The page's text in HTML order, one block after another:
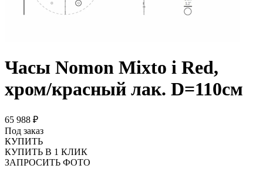
Часы Nomon Mixto i Red,
хром/красный лак. D=110см
65 988 ₽
Под заказ
КУПИТЬ
КУПИТЬ В 1 КЛИК
ЗАПРОСИТЬ ФОТО